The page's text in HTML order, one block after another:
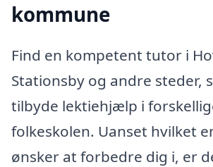
kommune
Find en kompetent tutor i
Stationsby og andre steder,
tilbyde lektiehjælp i
folkeskolen. Uanset hvilket
ønsker at forbedre dig i, er